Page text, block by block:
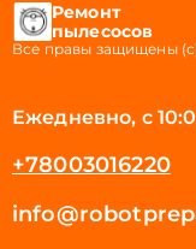
Ремонт
пылесосов
Все правы защищены
Ежедневно, с
+78003016220